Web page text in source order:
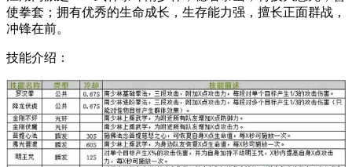
使拳套；拥有优秀的生命成长，生存能力强，擅长正面群战，
冲锋在前。
技能介绍：